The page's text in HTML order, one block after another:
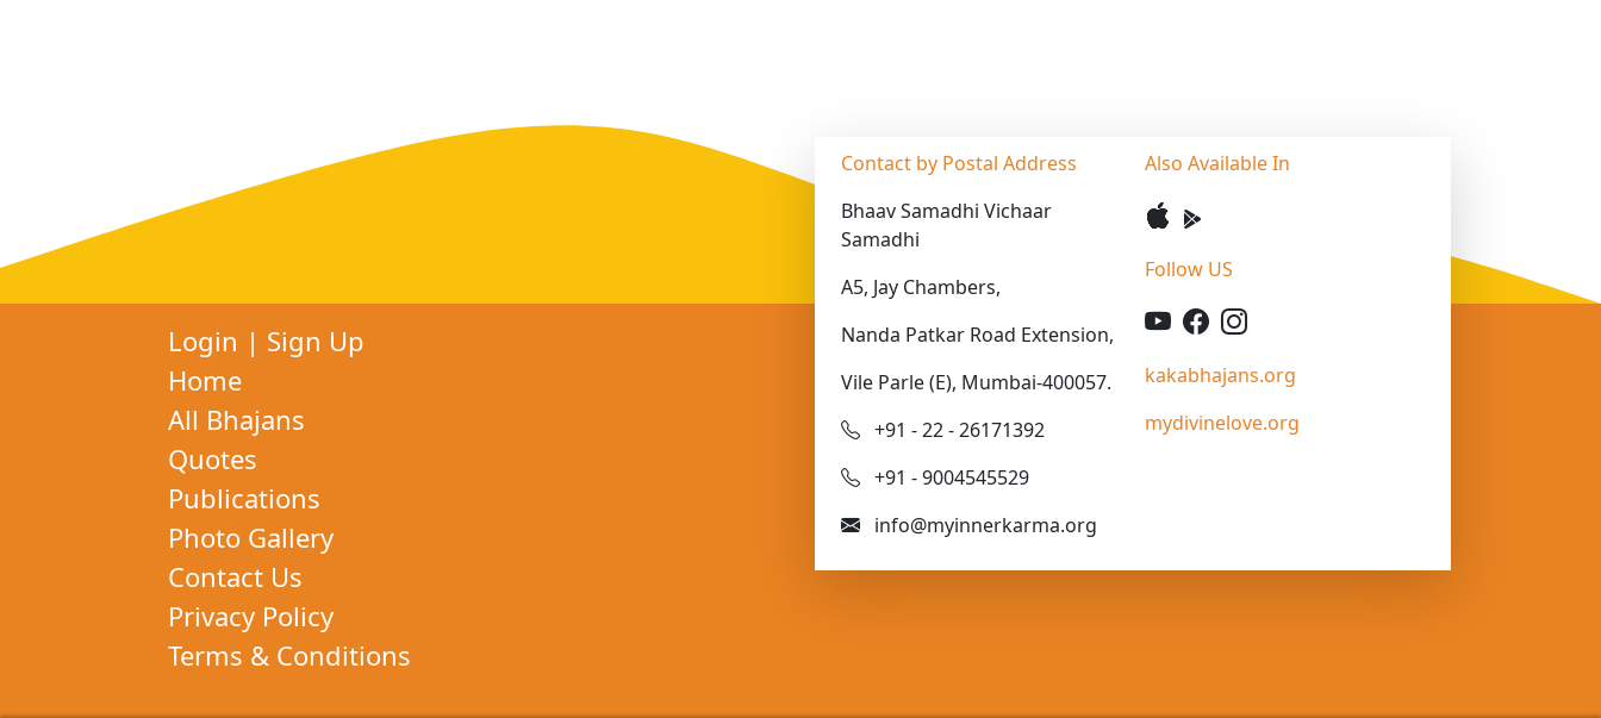
Login | Sign Up
Home
All Bhajans
Quotes
Publications
Photo Gallery
Contact Us
Privacy Policy
Terms & Conditions
Contact by Postal Address
Bhaav Samadhi Vichaar
Samadhi
A5, Jay Chambers,
Nanda Patkar Road Extension,
Vile Parle (E), Mumbai-400057.
+91 - 22 - 26171392
+91 - 9004545529
info@myinnerkarma.org
Also Available In
Follow US
kakabhajans.org
mydivinelove.org